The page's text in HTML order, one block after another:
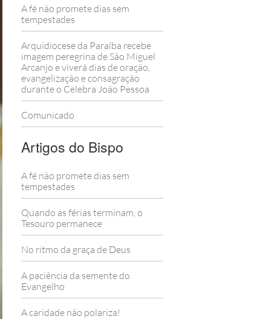
A fé não promete dias sem
tempestades
Arquidiocese da Paraíba recebe
imagem peregrina de São Miguel
Arcanjo e viverá dias de oração,
evangelização e consagração
durante o Celebra João Pessoa
Comunicado
Artigos do Bispo
A fé não promete dias sem
tempestades
Quando as férias terminam, o
Tesouro permanece
No ritmo da graça de Deus
A paciência da semente do
Evangelho
A caridade não polariza!